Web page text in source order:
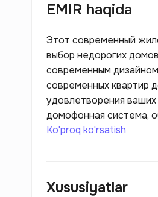
EMIR haqida
Этот современный
выбор недорогих
современным
современных квартир
удовлетворения
домофонная система,
Ko'proq ko'rsatish
Xususiyatlar